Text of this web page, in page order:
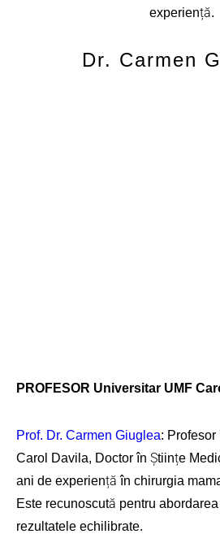
experiență.
Dr. Carmen
PROFESOR Universitar UMF
Prof. Dr. Carmen Giuglea:
Carol Davila, Doctor în Științe
ani de experiență în chirurgia
Este recunoscută pentru
rezultatele echilibrate.